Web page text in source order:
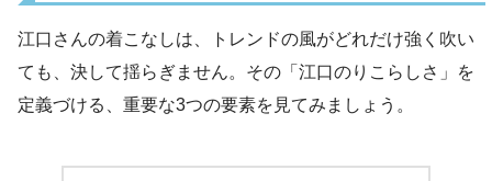
江口さんの着こなしは、トレンドの風がどれだけ強く吹い
ても、決して揺らぎません。その「江口のりこらしさ」を
定義づける、重要な3つの要素を見てみましょう。